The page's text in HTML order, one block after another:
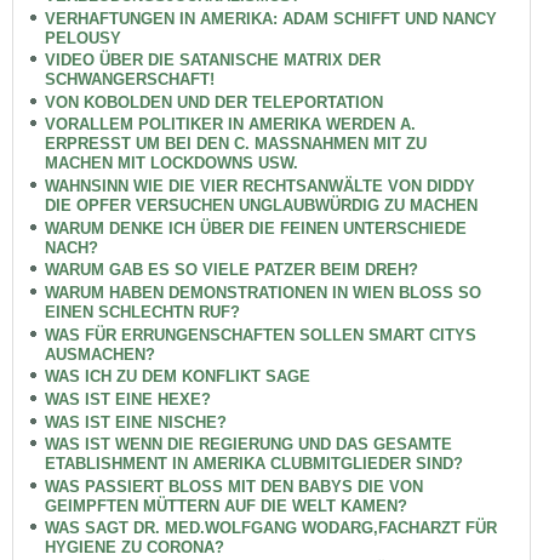
VERHAFTUNGEN IN AMERIKA: ADAM SCHIFFT UND NANCY
PELOUSY
VIDEO ÜBER DIE SATANISCHE MATRIX DER
SCHWANGERSCHAFT!
VON KOBOLDEN UND DER TELEPORTATION
VORALLEM POLITIKER IN AMERIKA WERDEN A.
ERPRESST UM BEI DEN C. MASSNAHMEN MIT ZU
MACHEN MIT LOCKDOWNS USW.
WAHNSINN WIE DIE VIER RECHTSANWÄLTE VON DIDDY
DIE OPFER VERSUCHEN UNGLAUBWÜRDIG ZU MACHEN
WARUM DENKE ICH ÜBER DIE FEINEN UNTERSCHIEDE
NACH?
WARUM GAB ES SO VIELE PATZER BEIM DREH?
WARUM HABEN DEMONSTRATIONEN IN WIEN BLOSS SO
EINEN SCHLECHTN RUF?
WAS FÜR ERRUNGENSCHAFTEN SOLLEN SMART CITYS
AUSMACHEN?
WAS ICH ZU DEM KONFLIKT SAGE
WAS IST EINE HEXE?
WAS IST EINE NISCHE?
WAS IST WENN DIE REGIERUNG UND DAS GESAMTE
ETABLISHMENT IN AMERIKA CLUBMITGLIEDER SIND?
WAS PASSIERT BLOSS MIT DEN BABYS DIE VON
GEIMPFTEN MÜTTERN AUF DIE WELT KAMEN?
WAS SAGT DR. MED.WOLFGANG WODARG,FACHARZT FÜR
HYGIENE ZU CORONA?